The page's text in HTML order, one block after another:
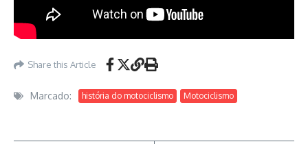
Share this Article
Marcado: história do motociclismo Motociclismo